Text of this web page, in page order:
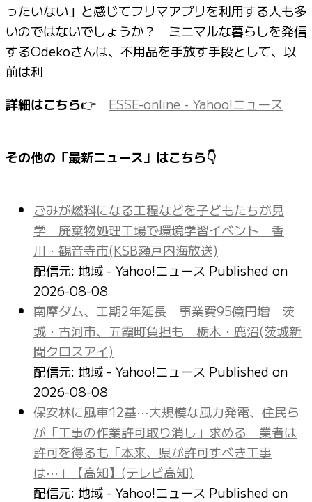
ったいない」と感じてフリマアプリを利用する人も多
いのではないでしょうか？ ミニマルな暮らしを発信
するOdekoさんは、不用品を手放す手段として、以
前は利
詳細はこちら👉 ESSE-online - Yahoo!ニュース
その他の「最新ニュース」はこちら👇
ごみが燃料になる工程などを子どもたちが見
学 廃棄物処理工場で環境学習イベント 香
川・観音寺市(KSB瀬戸内海放送)
配信元: 地域 - Yahoo!ニュース Published on
2026-08-08
南摩ダム、工期2年延長 事業費95億円増 茨
城・古河市、五霞町負担も 栃木・鹿沼(茨城新
聞クロスアイ)
配信元: 地域 - Yahoo!ニュース Published on
2026-08-08
保安林に風車12基⋯大規模な風力発電、住民ら
が「工事の作業許可取り消し」求める 業者は
許可を得るも「本来、県が許可すべき工事
は⋯」【高知】(テレビ高知)
配信元: 地域 - Yahoo!ニュース Published on